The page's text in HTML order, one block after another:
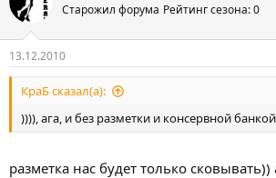
Старожил форума Рейтинг сезона: 0
13.12.2010
КраБ сказал(а):
)))), ага, и без разметки и консервной
разметка нас будет только